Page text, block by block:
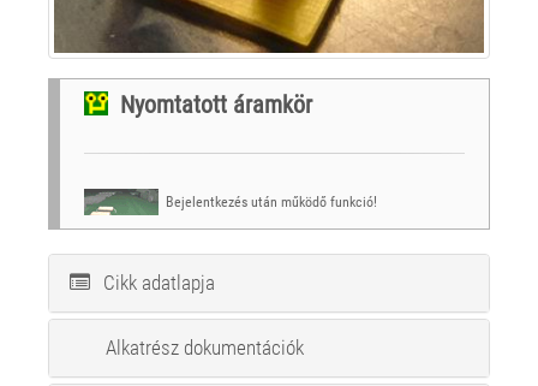
Nyomtatott áramkör
Bejelentkezés után működő funkció!
Cikk adatlapja
Alkatrész dokumentációk